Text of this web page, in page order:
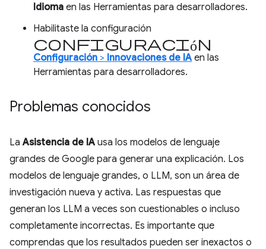
Idioma en las Herramientas para desarrolladores.
Habilitaste la configuración
Configuración
Configuración > Innovaciones de IA en las
Herramientas para desarrolladores.
Problemas conocidos
LaAsistencia de IA usa los modelos de lenguaje
grandes de Google para generar una explicación. Los
modelos de lenguaje grandes, o LLM, son un área de
investigación nueva y activa. Las respuestas que
generan los LLM a veces son cuestionables o incluso
completamente incorrectas. Es importante que
comprendas que los resultados pueden ser inexactos o